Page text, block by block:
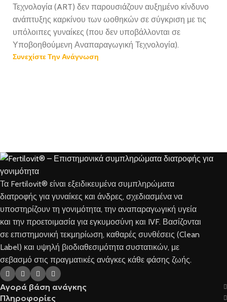
Τεχνολογία (ART) δεν παρουσιάζουν αυξημένο κίνδυνο
ανάπτυξης καρκίνου των ωοθηκών σε σύγκριση με τις
υπόλοιπες γυναίκες (που δεν υποβάλλονται σε
Υποβοηθούμενη Αναπαραγωγική Τεχνολογία).
Συνεχίστε Την Ανάγνωση
Τα Fertilovit® είναι εξειδικευμένα συμπληρώματα
διατροφής για γυναίκες και άνδρες, σχεδιασμένα να
υποστηρίζουν τη γονιμότητα, την αναπαραγωγική υγεία
και την προετοιμασία για εγκυμοσύνη και IVF. Βασίζονται
σε επιστημονική τεκμηρίωση, καθαρές συνθέσεις (Clean
Label) και υψηλή βιοδιαθεσιμότητα συστατικών, με
σεβασμό στις πραγματικές ανάγκες κάθε φάσης ζωής.
Αγορά βάση ανάγκης
Πληροφορίες